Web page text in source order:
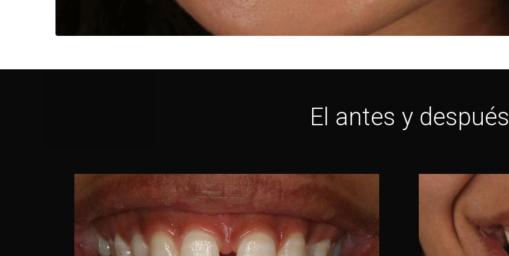
El antes y después